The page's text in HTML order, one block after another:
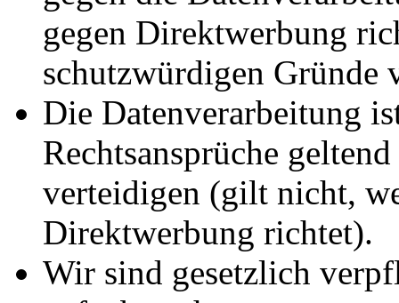
gegen Direktwerbung
schutzwürdigen Gründe
Die Datenverarbeitung
Rechtsansprüche
verteidigen (gilt nicht,
Direktwerbung richtet).
Wir sind gesetzlich